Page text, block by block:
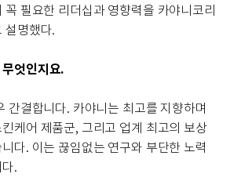
꼭 필요한 리더십과 영향력을 카야니코리
설명했다.
엇인지요.
간결합니다. 카야니는 최고를 지향하며
케어 제품군, 그리고 업계 최고의 보상
다. 이는 끊임없는 연구와 부단한 노력
.